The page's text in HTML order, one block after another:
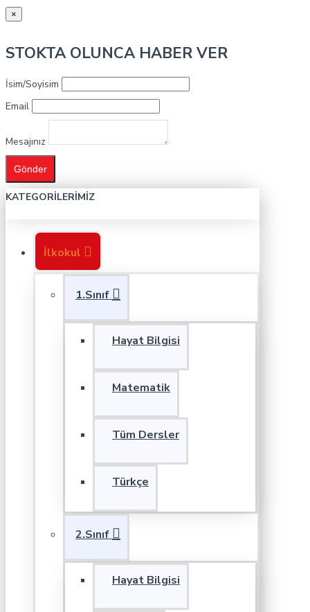
×
STOKTA OLUNCA HABER VER
İsim/Soyisim
Email
Mesajınız
Gönder
KATEGORILERIMIZ
İlkokul
1.Sınıf
Hayat Bilgisi
Matematik
Tüm Dersler
Türkçe
2.Sınıf
Hayat Bilgisi